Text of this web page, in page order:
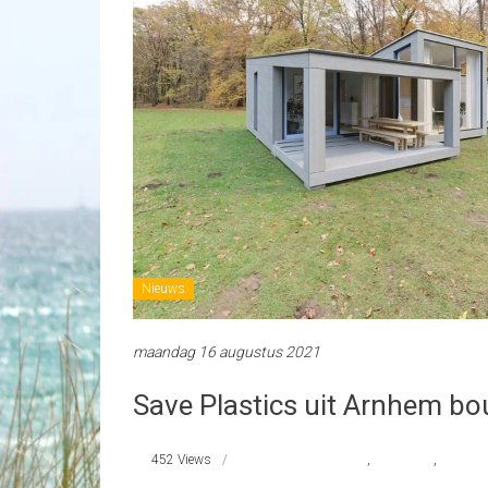
Nieuws
maandag 16 augustus 2021
Save Plastics uit Arnhem
452 Views , ,